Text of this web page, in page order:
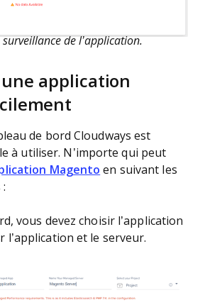
de l’application.
application
de bord Cloudways est
à utiliser. N’importe qui peut
Magento en suivant les
vous devez choisir l’application
l’application et le serveur.